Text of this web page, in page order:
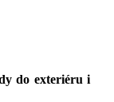
do exteriéru i